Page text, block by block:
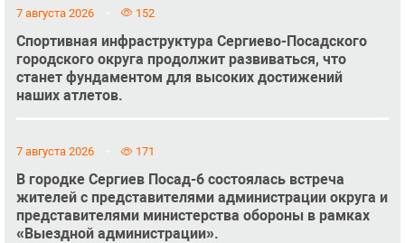
7 августа 2026 152
Спортивная инфраструктура Сергиево-Посадского
городского округа продолжит развиваться, что
станет фундаментом для высоких достижений
наших атлетов.
7 августа 2026 171
В городке Сергиев Посад-6 состоялась встреча
жителей с представителями администрации округа и
представителями министерства обороны в рамках
«Выездной администрации».